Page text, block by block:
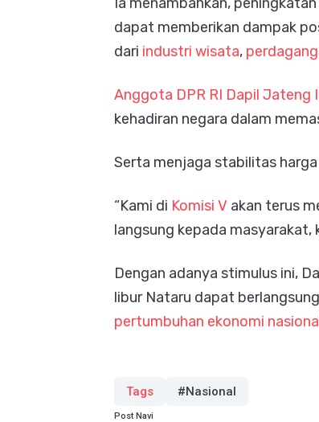
dapat memberikan dampak
dari industri wisata,
Anggota DPR RI Dapil Jateng
kehadiran negara dalam
Serta menjaga stabilitas
“Kami di Komisi V akan terus
langsung kepada masyarakat,
Dengan adanya stimulus ini,
libur Nataru dapat
pertumbuhan ekonomi
Tags #Nasional
Post Navi